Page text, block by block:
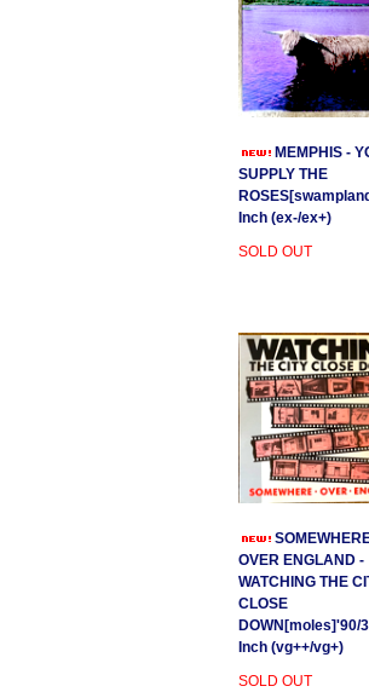
MEMPHIS -
SUPPLY THE
Inch (ex-/ex+)
SOLD OUT
OVER ENGLAND -
WATCHING THE
CLOSE
DOWN[moles]'90/
Inch (vg++/vg+)
SOLD OUT